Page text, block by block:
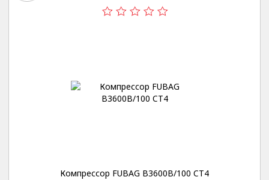
Компрессор FUBAG B3600B/100 CT4